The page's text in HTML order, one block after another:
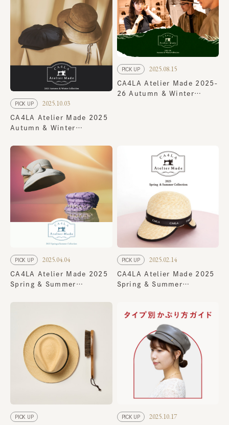
PICK UP 2025.10.03
CA4LA Atelier Made 2025
Autumn & Winter
PICK UP 2025.08.15
CA4LA Atelier Made 2025-
26 Autumn & Winter
PICK UP 2025.04.04
CA4LA Atelier Made 2025
Spring & Summer
PICK UP 2025.02.14
CA4LA Atelier Made 2025
Spring & Summer
PICK UP PICK UP 2025.10.17